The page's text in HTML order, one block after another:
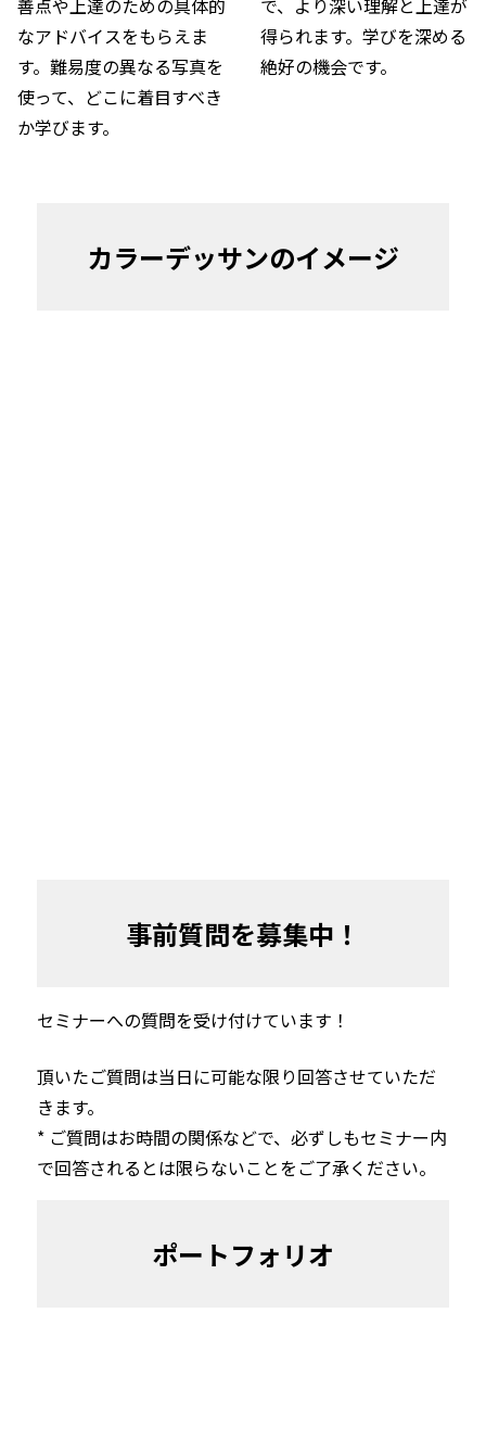
なアドバイスをもらえま
す。難易度の異なる写真を
使って、どこに着目すべき
か学びます。
得られます。学びを深める
絶好の機会です。
カラーデッサンのイメージ
事前質問を募集中！
セミナーへの質問を受け付けています！
頂いたご質問は当日に可能な限り回答させていただ
きます。
* ご質問はお時間の関係などで、必ずしもセミナー内
で回答されるとは限らないことをご了承ください。
ポートフォリオ